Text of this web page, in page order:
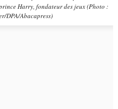
Harry, fondateur des jeux (Photo :
DPA/Abacapress)